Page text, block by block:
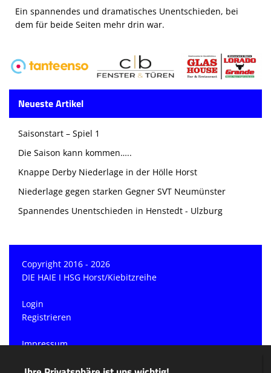
Ein spannendes und dramatisches Unentschieden, bei
dem für beide Seiten mehr drin war.
Neueste Artikel
Saisonstart – Spiel 1
Die Saison kann kommen…..
Knappe Derby Niederlage in der Hölle Horst
Niederlage gegen starken Gegner SVT Neumünster
Spannendes Unentschieden in Henstedt - Ulzburg
Copyright 2016 - 2026
DIE HAIE I HSG Horst/Kiebitzreihe
Login
Registrieren
Impressum